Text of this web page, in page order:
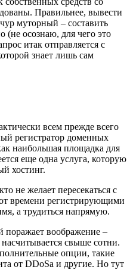
Правильнее, вывести
муторный – составить
(не осознаю, для чего это
итак отправляется с
знает лишь сам
всем прежде всего
регистратор доменных
наибольшая площадка для
еще одна услуга, которую
хостинг.
не желает пересекаться с
времени регистрирующими
а трудиться напрямую.
поражает воображение –
свыше сотни.
опции, такие
от DDoSa и другие. Но тут